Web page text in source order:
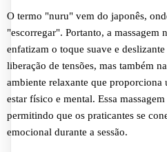
O termo "nuru" vem do japonês,
"escorregar". Portanto, a massagem
enfatizam o toque suave e
liberação de tensões, mas também
ambiente relaxante que proporciona
estar físico e mental. Essa
permitindo que os praticantes se
emocional durante a sessão.